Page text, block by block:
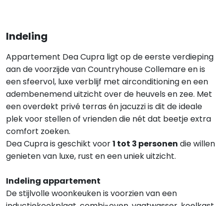
Indeling
Appartement Dea Cupra ligt op de eerste verdieping
aan de voorzijde van Countryhouse Collemare en is
een sfeervol, luxe verblijf met airconditioning en een
adembenemend uitzicht over de heuvels en zee. Met
een overdekt privé terras én jacuzzi is dit de ideale
plek voor stellen of vrienden die nét dat beetje extra
comfort zoeken.
Dea Cupra is geschikt voor1 tot 3 personen die willen
genieten van luxe, rust en een uniek uitzicht.
Indeling appartement
De stijlvolle woonkeuken is voorzien van een